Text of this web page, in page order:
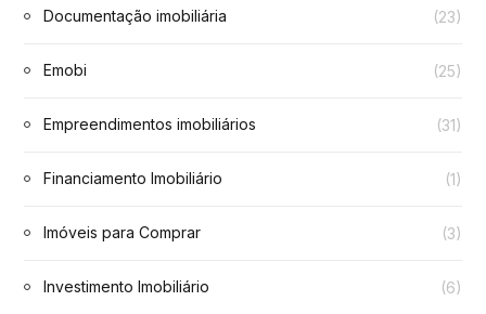
Documentação imobiliária (23)
Emobi (25)
Empreendimentos imobiliários (31)
Financiamento Imobiliário (1)
Imóveis para Comprar (3)
Investimento Imobiliário (6)